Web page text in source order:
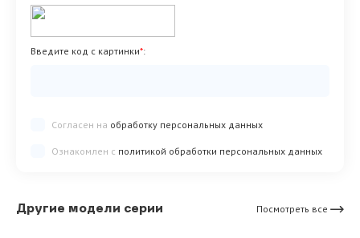
Введите код с картинки*:
Согласен на обработку персональных данных
Ознакомлен с политикой обработки персональных данных
Другие модели серии Посмотреть все